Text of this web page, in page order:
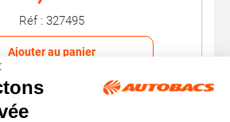
Réf : 327495
Ajouter au panier